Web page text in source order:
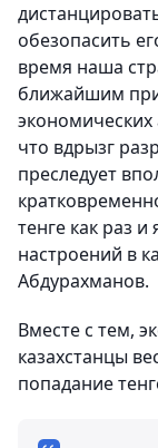
обезопасить
время наша
ближайшим
экономических
что вдрызг
преследует
тенге как раз
настроений в
Абдурахманов.
Вместе с тем,
казахстанцы
попадание